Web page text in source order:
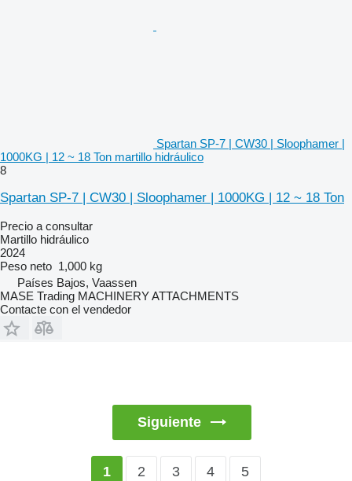
Spartan SP-7 | CW30 | Sloophamer |
1000KG | 12 ~ 18 Ton martillo hidráulico
8
Spartan SP-7 | CW30 | Sloophamer | 1000KG | 12 ~ 18 Ton
Precio a consultar
Martillo hidráulico
2024
Peso neto 1,000 kg
Países Bajos, Vaassen
MASE Trading MACHINERY ATTACHMENTS
Contacte con el vendedor
Siguiente
1 2 3 4 5